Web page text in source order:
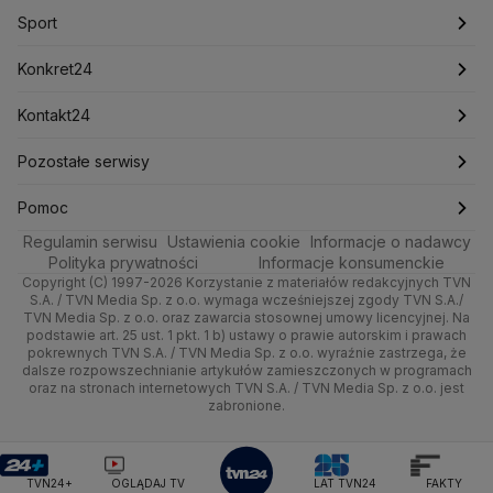
Mariusz Błaszczak
Mark Zuckerberg
Ministerstwo Aktywów Państwowych
Ministerstwo Infrastruktury
Ministerstwo Rolnictwa
Ministerstwo Rozwoju i Technologii
Ministerstwo Sportu i Turystyki
Ministerstwo Cyfryzacji
Ministerstwo Edukacji Narodowej
Ministerstwo Finansów
Ministerstwo Klimatu i Środowiska
Ministerstwo Nauki i Szkolnictwa Wyższego
Ministerstwo Rodziny, Pracy i Polityki Społecznej
Ministerstwo Spraw ZagranicznychMoskwa
Sport
Zdrowie
Technologia
Quizy
Tematy
Newslettery
Ludzie Faktów
Katowice
Kraków
Poznań
Trójmiasto
Kielce
Kujawsko-pomorskie
Lublin
Lubuskie
Opole
Notowania
Pieniądze
Nieruchomości
Rynki
Dla firm
Handel
Ze świata
Tech
Moto
Turystyka
Pogoda godzinowa
Pogoda długoterminowa
Pogoda na jutro
Pogoda na weekend
Najnowsze
Polska
Prognoza
Świat
Nauka
Podróże
Sport
Piłka Nożna
Tenis
Kolarstwo
Skoki Narciarskie
Sporty zimowe
Lekkoatletyka
Siatkówka
F1
Konkret24
Najnowsze
Polska
Świat
Polityka
Zdrowie
Tech
Nauka
Kontakt24
Najnowsze
Gorące Tematy
Wyślij zgłoszenie
Pozostałe serwisy
TVN
Dzień Dobry TVN
Uwaga TVN
HGTV
TVN Turbo
TVN7
Pomoc
Centrum pomocy
Test zgodności
Oglądaj na TV
Zrealizuj voucher
Regulamin serwisu Ustawienia cookie
Informacje o nadawcy
Polityka prywatności
Informacje konsumenckie
Copyright (C) 1997-2026 Korzystanie z materiałów redakcyjnych TVN
S.A. / TVN Media Sp. z o.o. wymaga wcześniejszej zgody TVN S.A./
TVN Media Sp. z o.o. oraz zawarcia stosownej umowy licencyjnej. Na
podstawie art. 25 ust. 1 pkt. 1 b) ustawy o prawie autorskim i prawach
pokrewnych TVN S.A. / TVN Media Sp. z o.o. wyraźnie zastrzega, że
dalsze rozpowszechnianie artykułów zamieszczonych w programach
oraz na stronach internetowych TVN S.A. / TVN Media Sp. z o.o. jest
zabronione.
TVN24+ OGLĄDAJ TV LAT TVN24 FAKTY